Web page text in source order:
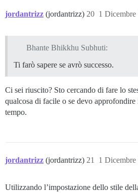
jordantrizz (jordantrizz) 1
20
Bhante Bhikkhu Subhuti:
Ti farò sapere se avrò successo.
Ci sei riuscito? Sto cercando di fare lo
qualcosa di facile o se devo approfondire
tempo.
jordantrizz (jordantrizz) 1
21
Utilizzando l’impostazione dello stile